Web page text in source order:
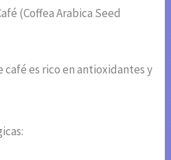
(Coffea Arabica Seed
es rico en antioxidantes y